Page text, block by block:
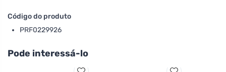
Código do produto
PRF0229926
Pode interessá-lo